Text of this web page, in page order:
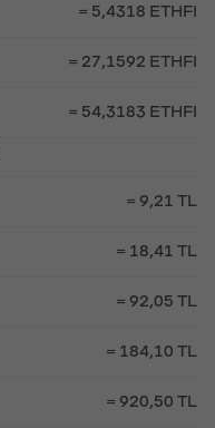
= 5,4318 ETHFI
= 27,1592 ETHFI
= 54,3183 ETHFI
= 9,21 TL
= 18,41 TL
= 92,05 TL
= 184,10 TL
= 920,50 TL